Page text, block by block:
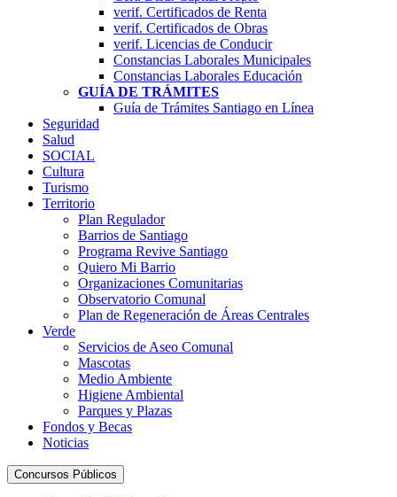
verif. Certificados de Renta
verif. Certificados de Obras
verif. Licencias de Conducir
Constancias Laborales Municipales
Constancias Laborales Educación
GUÍA DE TRÁMITES
Guía de Trámites Santiago en Línea
Seguridad
Salud
SOCIAL
Cultura
Turismo
Territorio
Plan Regulador
Barrios de Santiago
Programa Revive Santiago
Quiero Mi Barrio
Organizaciones Comunitarias
Observatorio Comunal
Plan de Regeneración de Áreas Centrales
Verde
Servicios de Aseo Comunal
Mascotas
Medio Ambiente
Higiene Ambiental
Parques y Plazas
Fondos y Becas
Noticias
Concursos Públicos